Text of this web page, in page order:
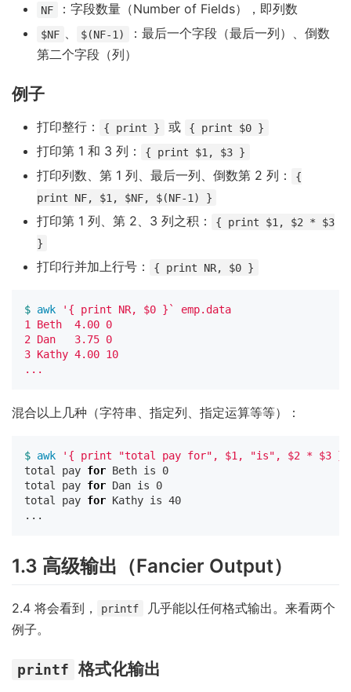
NF ：字段数量（Number of Fields），即列数
$NF 、 $(NF-1)
：最后一个字段（最后一列）、倒数
第二个字段（列）
例子
打印整行： { print } 或 { print $0 }
打印第 1 和 3 列： { print $1, $3 }
打印列数、第 1 列、最后一列、倒数第 2 列：
{
print NF, $1, $NF, $(NF-1) }
打印第 1 列、第 2、3 列之积：
{ print $1, $2 * $3
}
打印行并加上行号： { print NR, $0 }
$ awk
'{ print NR, $0 }` emp.data
1 Beth  4.00 0
2 Dan   3.75 0
3 Kathy 4.00 10
混合以上几种（字符串、指定列、指定运算等等）：
$ awk '{ print "total pay for", $1, "is", $2 * $3 }'
total pay for Beth is 0
total pay for Dan is 0
total pay for Kathy is 40
1.3 高级输出（Fancier Output）
2.4 将会看到， printf
几乎能以任何格式输出。来看两个
例子。
printf 格式化输出